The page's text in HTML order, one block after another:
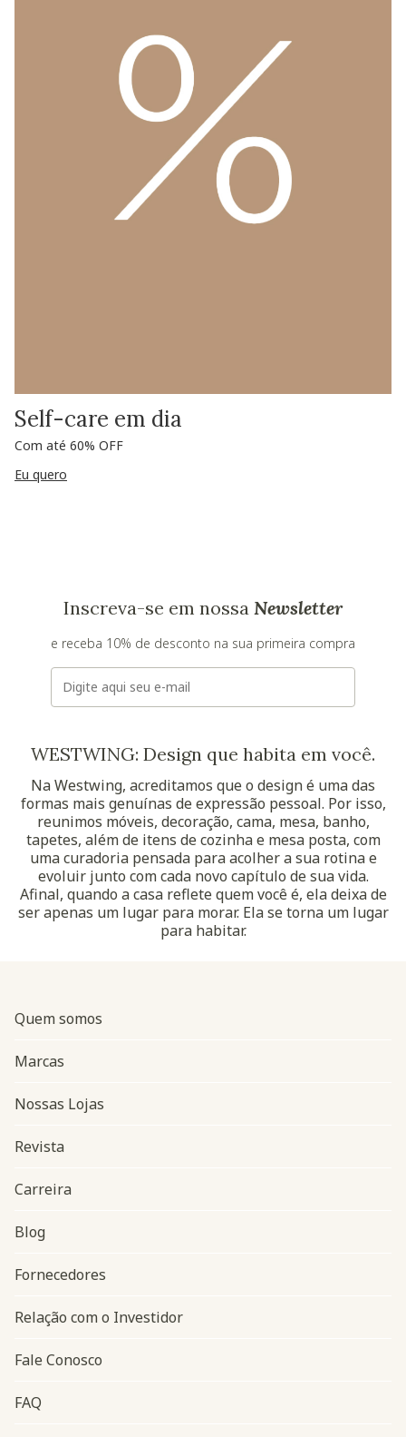
Self-care em dia
Com até 60% OFF
Eu quero
Inscreva-se em nossa Newsletter
e receba 10% de desconto na sua primeira compra
E-mail
WESTWING: Design que habita em você.
Na Westwing, acreditamos que o design é uma das
formas mais genuínas de expressão pessoal. Por isso,
reunimos móveis, decoração, cama, mesa, banho,
tapetes, além de itens de cozinha e mesa posta, com
uma curadoria pensada para acolher a sua rotina e
evoluir junto com cada novo capítulo de sua vida.
Afinal, quando a casa reflete quem você é, ela deixa de
ser apenas um lugar para morar. Ela se torna um lugar
para habitar.
Navegação do rodapé
Quem somos
Marcas
Nossas Lojas
Revista
Carreira
Blog
Fornecedores
Relação com o Investidor
Fale Conosco
FAQ